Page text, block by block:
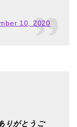
10, 2020
りがとうご